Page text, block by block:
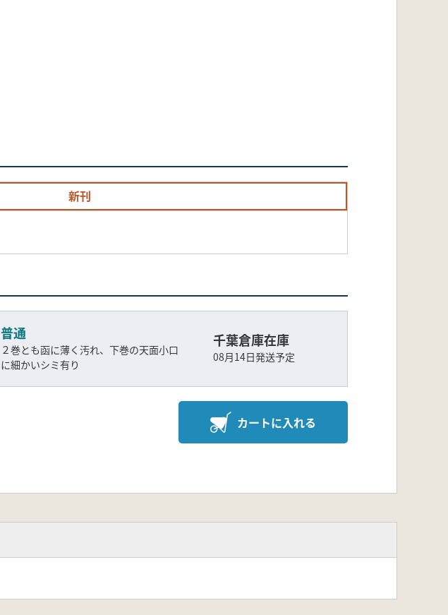
新刊
普通
２巻とも函に薄く汚れ、下巻の天面小口
に細かいシミ有り
千葉倉庫在庫
08月14日発送予定
カートに入れる